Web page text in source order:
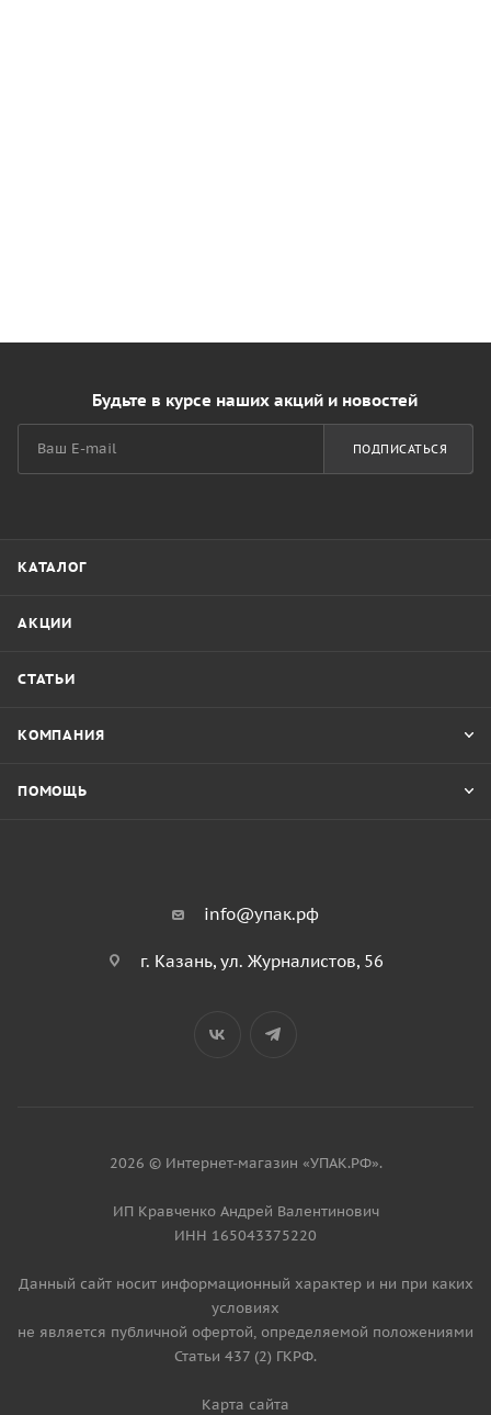
Будьте в курсе наших акций и новостей
ПОДПИСАТЬСЯ
КАТАЛОГ
АКЦИИ
СТАТЬИ
КОМПАНИЯ
ПОМОЩЬ
info@упак.рф
г. Казань, ул. Журналистов, 56
2026 © Интернет-магазин «УПАК.РФ».
ИП Кравченко Андрей Валентинович
ИНН 165043375220
Данный сайт носит информационный характер и ни при каких
условиях
не является публичной офертой, определяемой положениями
Статьи 437 (2) ГКРФ.
Карта сайта